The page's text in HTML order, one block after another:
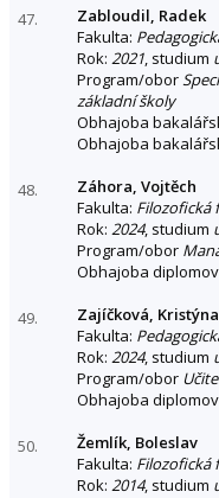
47.
Zabloudil, Radek
Fakulta:
Rok: 2021, studium
Program/obor
základní školy
Obhajoba
Obhajoba
48.
Záhora, Vojtěch
Fakulta: Filozofická
Rok: 2024, studium
Program/obor
Obhajoba
49.
Zajíčková, Kristýna
Fakulta:
Rok: 2024, studium
Program/obor
Obhajoba
50.
Žemlík, Boleslav
Fakulta: Filozofická
Rok: 2014, studium